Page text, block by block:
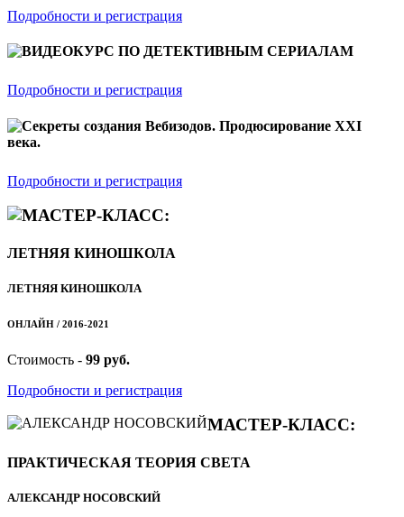
Подробности и регистрация
ВИДЕОКУРС ПО ДЕТЕКТИВНЫМ СЕРИАЛАМ
Подробности и регистрация
Секреты создания Вебизодов. Продюсирование XXI
века.
Подробности и регистрация
МАСТЕР-КЛАСС:
ЛЕТНЯЯ КИНОШКОЛА
ЛЕТНЯЯ КИНОШКОЛА
ОНЛАЙН / 2016-2021
Стоимость - 99 руб.
Подробности и регистрация
МАСТЕР-КЛАСС:
ПРАКТИЧЕСКАЯ ТЕОРИЯ СВЕТА
АЛЕКСАНДР НОСОВСКИЙ